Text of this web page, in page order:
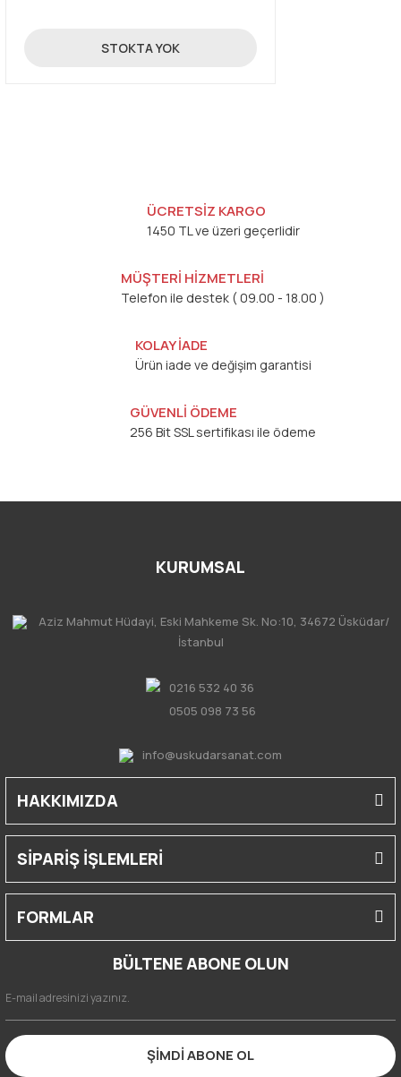
390,00 TL
STOKTA YOK
ÜCRETSİZ KARGO
1450 TL ve üzeri geçerlidir
MÜŞTERİ HİZMETLERİ
Telefon ile destek ( 09.00 - 18.00 )
KOLAY İADE
Ürün iade ve değişim garantisi
GÜVENLİ ÖDEME
256 Bit SSL sertifikası ile ödeme
KURUMSAL
Aziz Mahmut Hüdayi, Eski Mahkeme Sk. No:10, 34672 Üsküdar/
İstanbul
0216 532 40 36
0505 098 73 56
info@uskudarsanat.com
HAKKIMIZDA
SİPARİŞ İŞLEMLERİ
FORMLAR
BÜLTENE ABONE OLUN
ŞİMDİ ABONE OL